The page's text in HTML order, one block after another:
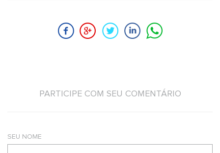
PARTICIPE COM SEU COMENTÁRIO
SEU NOME